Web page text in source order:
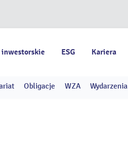
inwestorskie ESG Kariera
Obligacje WZA Wydarzenia